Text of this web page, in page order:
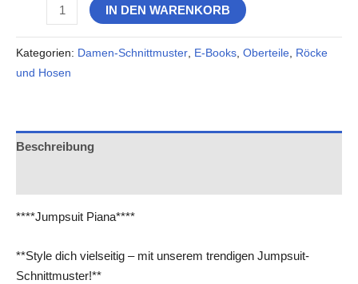
IN DEN WARENKORB
Kategorien: Damen-Schnittmuster E-Books Oberteile Röcke
und Hosen
Beschreibung
****Jumpsuit Piana****
**Style dich vielseitig – mit unserem trendigen Jumpsuit-
Schnittmuster!**